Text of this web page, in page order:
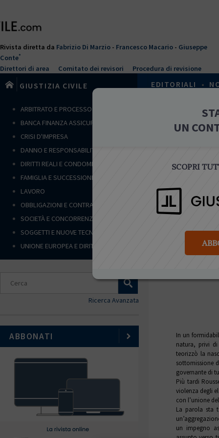
UN
SCOPRI
contenuto
Rivista diretta da Fabrizio Di Marzio - Francesco Macario - Giuseppe
Conte*
Direttori di area Comitato dei revisori Procedura di revisione
GIUSTIZIA CIVILE EDITORIALI •
i
Fabrizio
In un
natura, privi
teorizzò la
sottomissione
governante di
Più tardi
violenza degli
con l’unione
La parola sta
un impegno
ARBITRATO E PROCESSO CIVILE
BANCA FINANZA ASSICURAZIONI
CRISI D'IMPRESA
DANNO E RESPONSABILITÀ
DIRITTI REALI E CONDOMINIO
FAMIGLIA E SUCCESSIONI
LAVORO
OBBLIGAZIONI E CONTRATTI
SOCIETÀ E CONCORRENZA
SOGGETTI E NUOVE TECNOLOGIE
UNIONE EUROPEA E DIRITTI UMANI
Ricerca Avanzata
ABBONATI